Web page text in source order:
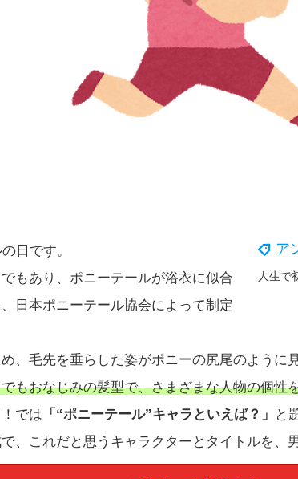
ア
日です。
もあり、ポニーテールが浴衣に似合
日本ポニーテール協会によって制定
、毛先を垂らした姿がポニーの尻尾のように
もおなじみの髪型で、さまざまな人物の個性
では 「“ポニーテール”キャラといえば？」
と
、これだと思うキャラクターとタイトルを、